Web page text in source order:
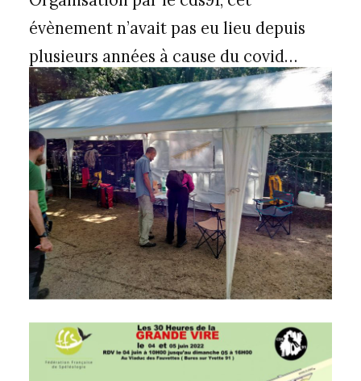
évènement n’avait pas eu lieu depuis
plusieurs années à cause du covid…